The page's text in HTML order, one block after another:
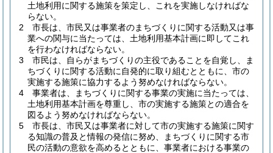
土地利用に関する施策を策定し、これを実施しなければな
らない。
2
市長は、市民又は事業者のまちづくりに関する活動又は事
業への関与に当たっては、土地利用基本計画に即してこれ
を行わなければならない。
3
市民は、自らがまちづくりの主役であることを自覚し、ま
ちづくりに関する活動に自発的に取り組むとともに、市の
実施する施策に協力するよう努めなければならない。
4
事業者は、まちづくりに関する事業の実施に当たっては、
土地利用基本計画を尊重し、市の実施する施策との適合を
図るよう努めなければならない。
5
市長は、市民又は事業者に対して市の実施する施策に関す
る知識の普及と情報の発信に努め、まちづくりに関する市
民の活動の意欲を高めるとともに、事業者における事業の